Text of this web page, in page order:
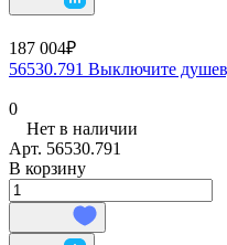
187 004₽
56530.791 Выключите
0
Нет в наличии
Арт. 56530.791
В корзину